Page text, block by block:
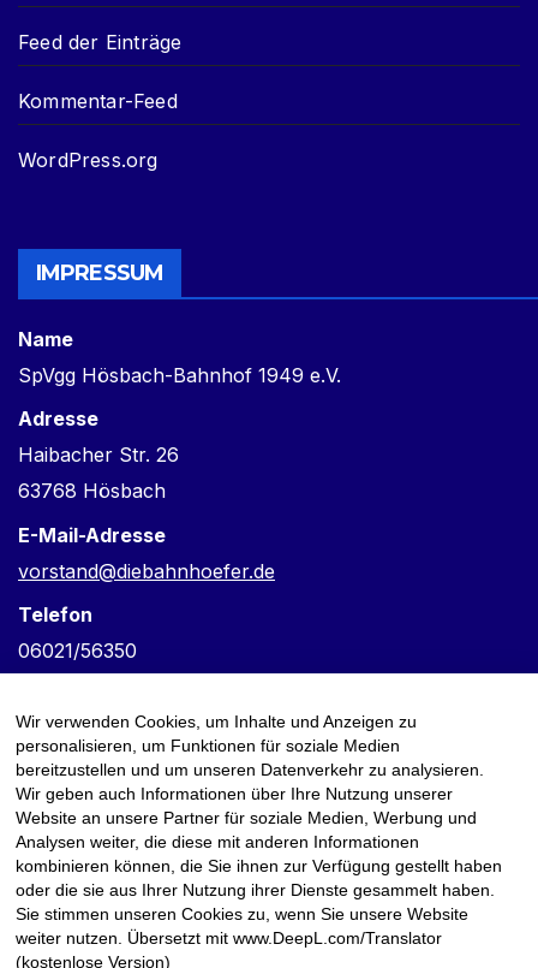
Feed der Einträge
Kommentar-Feed
WordPress.org
IMPRESSUM
Name
SpVgg Hösbach-Bahnhof 1949 e.V.
Adresse
Haibacher Str. 26
63768 Hösbach
E-Mail-Adresse
vorstand@diebahnhoefer.de
Telefon
06021/56350
Frank Keske
Wir verwenden Cookies, um Inhalte und Anzeigen zu
personalisieren, um Funktionen für soziale Medien
bereitzustellen und um unseren Datenverkehr zu analysieren.
Wir geben auch Informationen über Ihre Nutzung unserer
Website an unsere Partner für soziale Medien, Werbung und
Analysen weiter, die diese mit anderen Informationen
kombinieren können, die Sie ihnen zur Verfügung gestellt haben
oder die sie aus Ihrer Nutzung ihrer Dienste gesammelt haben.
Sie stimmen unseren Cookies zu, wenn Sie unsere Website
weiter nutzen. Übersetzt mit www.DeepL.com/Translator
(kostenlose Version)